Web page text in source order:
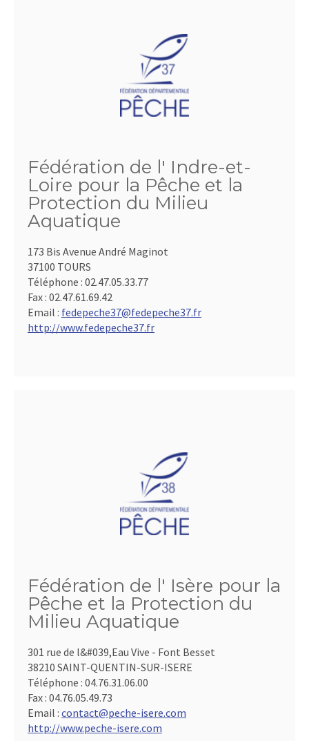
Fédération de l' Indre-et-
Loire pour la Pêche et la
Protection du Milieu
Aquatique
173 Bis Avenue André Maginot
37100 TOURS
Téléphone : 02.47.05.33.77
Fax : 02.47.61.69.42
Email : fedepeche37@fedepeche37.fr
http://www.fedepeche37.fr
Fédération de l' Isère pour la
Pêche et la Protection du
Milieu Aquatique
301 rue de l&#039,Eau Vive - Font Besset
38210 SAINT-QUENTIN-SUR-ISERE
Téléphone : 04.76.31.06.00
Fax : 04.76.05.49.73
Email : contact@peche-isere.com
http://www.peche-isere.com